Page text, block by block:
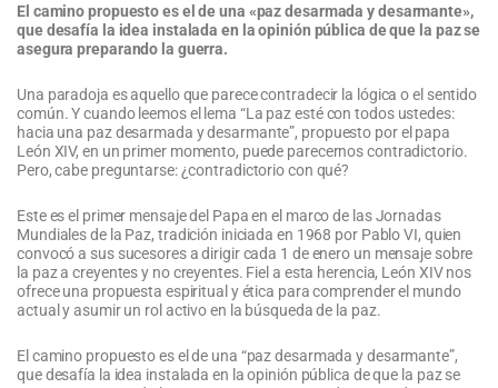
El camino propuesto es el de una «paz desarmada y desarmante»,
que desafía la idea instalada en la opinión pública de que la paz se
asegura preparando la guerra.
Una paradoja es aquello que parece contradecir la lógica o el sentido
común. Y cuando leemos el lema “La paz esté con todos ustedes:
hacia una paz desarmada y desarmante”, propuesto por el papa
León XIV, en un primer momento, puede parecernos contradictorio.
Pero, cabe preguntarse: ¿contradictorio con qué?
Este es el primer mensaje del Papa en el marco de las Jornadas
Mundiales de la Paz, tradición iniciada en 1968 por Pablo VI, quien
convocó a sus sucesores a dirigir cada 1 de enero un mensaje sobre
la paz a creyentes y no creyentes. Fiel a esta herencia, León XIV nos
ofrece una propuesta espiritual y ética para comprender el mundo
actual y asumir un rol activo en la búsqueda de la paz.
El camino propuesto es el de una “paz desarmada y desarmante”,
que desafía la idea instalada en la opinión pública de que la paz se